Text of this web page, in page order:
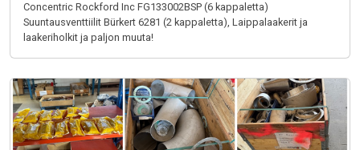
Concentric Rockford Inc FG133002BSP (6 kappaletta)
Suuntausventtiilit Bürkert 6281 (2 kappaletta), Laippalaakerit ja
laakeriholkit ja paljon muuta!